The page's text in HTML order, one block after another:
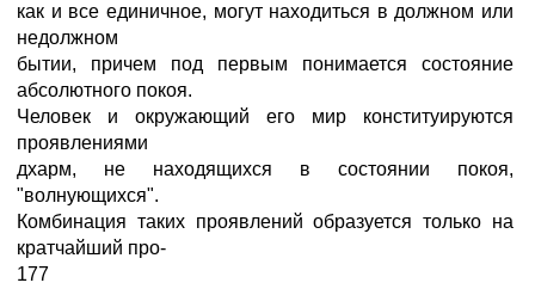
как и все единичное, могут находиться в должном или
недолжном
бытии, причем под первым понимается состояние
абсолютного покоя.
Человек и окружающий его мир конституируются
проявлениями
дхарм, не находящихся в состоянии покоя,
"волнующихся".
Комбинация таких проявлений образуется только на
кратчайший про-
177